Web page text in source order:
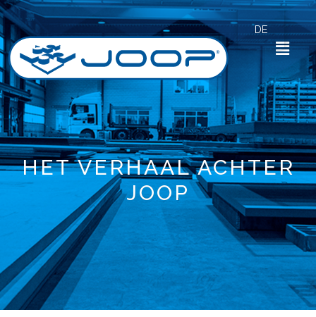
Zum
Inhalt
springen
Menü
HET VERHAAL ACHTER
JOOP
DE